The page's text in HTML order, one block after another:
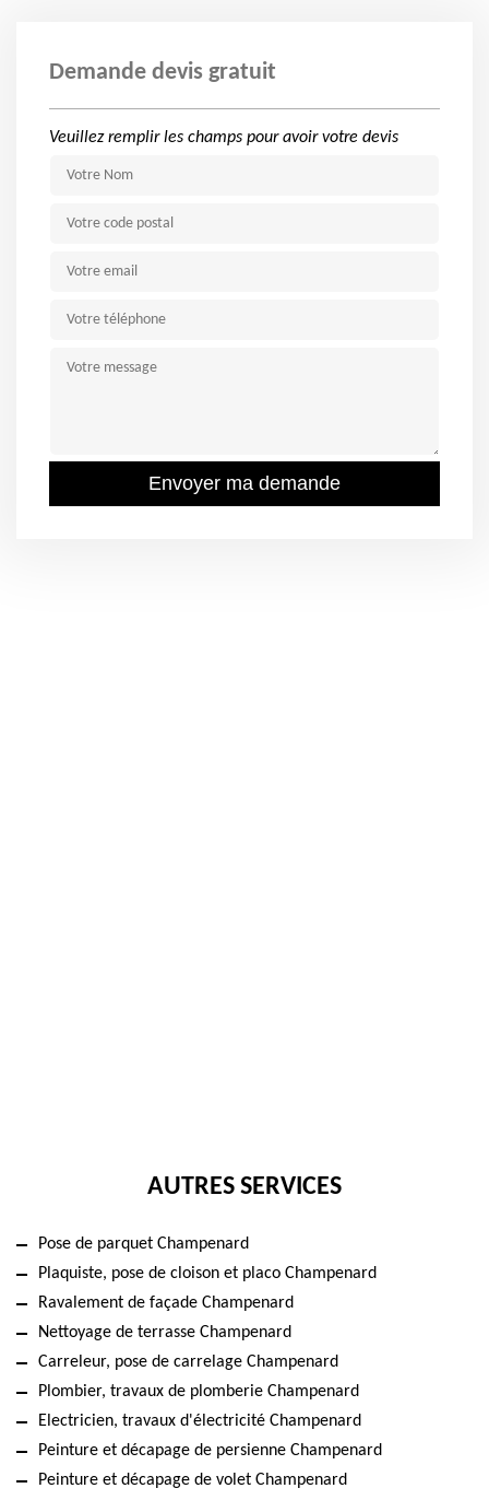
Demande devis gratuit
Veuillez remplir les champs pour avoir votre devis
AUTRES SERVICES
Pose de parquet Champenard
Plaquiste, pose de cloison et placo Champenard
Ravalement de façade Champenard
Nettoyage de terrasse Champenard
Carreleur, pose de carrelage Champenard
Plombier, travaux de plomberie Champenard
Electricien, travaux d'électricité Champenard
Peinture et décapage de persienne Champenard
Peinture et décapage de volet Champenard